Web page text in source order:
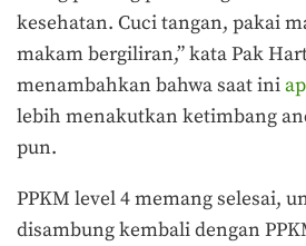
kesehatan. Cuci tangan, pakai
makam bergiliran,” kata Pak
menambahkan bahwa saat ini
lebih menakutkan ketimbang
pun.
PPKM level 4 memang selesai,
disambung kembali dengan